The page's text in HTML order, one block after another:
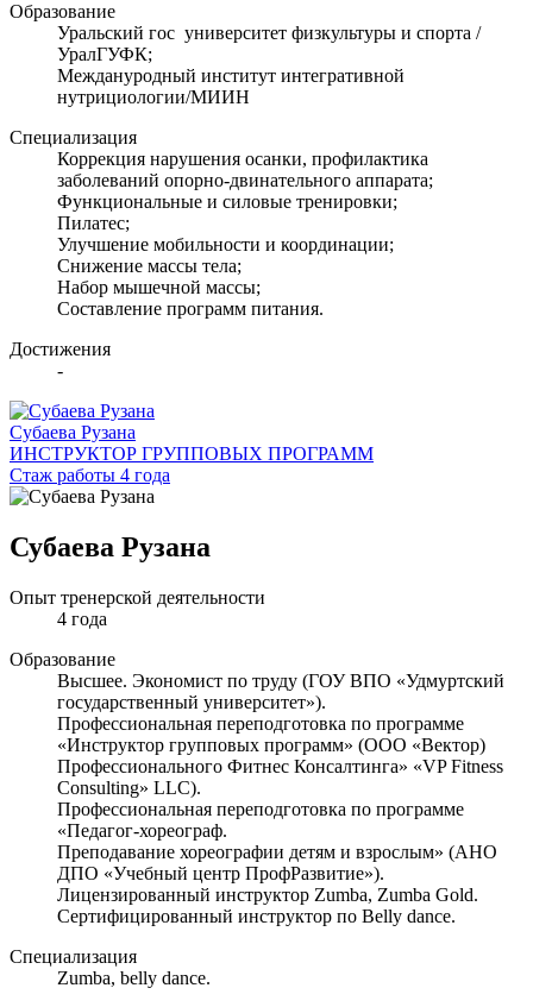
Образование
Уральский гос университет физкультуры и спорта /
УралГУФК;
Междануродный институт интегративной
нутрициологии/МИИН
Специализация
Коррекция нарушения осанки, профилактика
заболеваний опорно-двинательного аппарата;
Функциональные и силовые тренировки;
Пилатес;
Улучшение мобильности и координации;
Снижение массы тела;
Набор мышечной массы;
Составление программ питания.
Достижения
-
Субаева Рузана
ИНСТРУКТОР ГРУППОВЫХ ПРОГРАММ
Стаж работы 4 года
Субаева Рузана
Опыт тренерской деятельности
4 года
Образование
Высшее. Экономист по труду (ГОУ ВПО «Удмуртский
государственный университет»).
Профессиональная переподготовка по программе
«Инструктор групповых программ» (ООО «Вектор)
Профессионального Фитнес Консалтинга» «VP Fitness
Consulting» LLC).
Профессиональная переподготовка по программе
«Педагог-хореограф.
Преподавание хореографии детям и взрослым» (АНО
ДПО «Учебный центр ПрофРазвитие»).
Лицензированный инструктор Zumba, Zumba Gold.
Сертифицированный инструктор по Belly dance.
Специализация
Zumba, belly dance.